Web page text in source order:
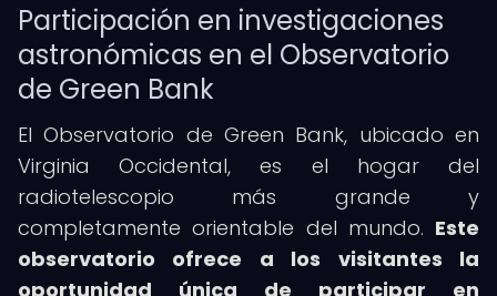
Participación en investigaciones
astronómicas en el Observatorio
de Green Bank
El Observatorio de Green Bank, ubicado en
Virginia Occidental, es el hogar del
radiotelescopio más grande y
completamente orientable del mundo. Este
observatorio ofrece a los visitantes la
oportunidad única de participar en